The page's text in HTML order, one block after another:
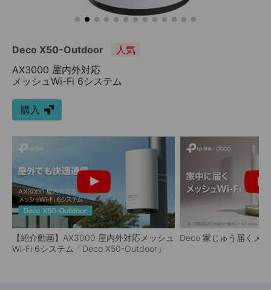
Deco X50-Outdoor
人気
AX3000 屋内外対応
メッシュWi-Fi 6システム
購入
【紹介動画】AX3000 屋内外対応メッシュ
Wi-Fi 6システム「Deco X50-Outdoor」
Deco 家じゅう届くメ